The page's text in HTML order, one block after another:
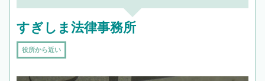
すぎしま法律事務所
役所から近い